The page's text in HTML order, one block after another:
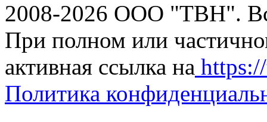
2008-2026 ООО "ТВН".
При полном или
активная ссылка на
Политика